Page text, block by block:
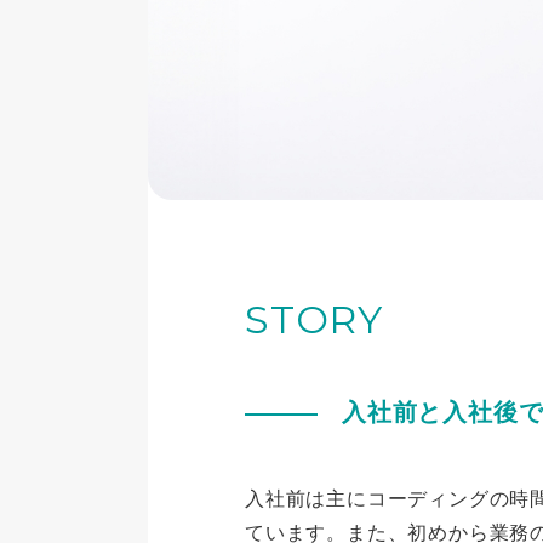
STORY
入社前と入社後
入社前は主にコーディングの時
ています。また、初めから業務